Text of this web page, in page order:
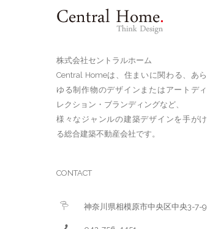
株式会社セントラルホーム
Central Homeは、住まいに関わる、あら
ゆる制作物のデザインまたはアートディ
レクション・ブランディングなど、
様々なジャンルの建築デザインを手がけ
る総合建築不動産会社です。
CONTACT
神奈川県相模原市中央区中央3-7-9